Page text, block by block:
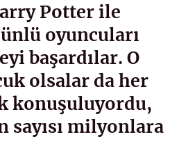
Potter ile
oyuncuları
başardılar. O
olsalar da her
konuşuluyordu,
sayısı milyonlara